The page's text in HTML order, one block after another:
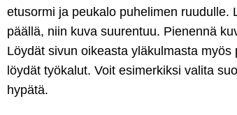
etusormi ja peukalo puhelimen ruudulle.
päällä, niin kuva suurentuu. Pienennä
Löydät sivun oikeasta yläkulmasta
löydät työkalut. Voit esimerkiksi valita
hypätä.